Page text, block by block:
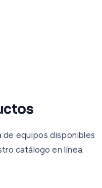
de equipos disponibles
catálogo en línea: